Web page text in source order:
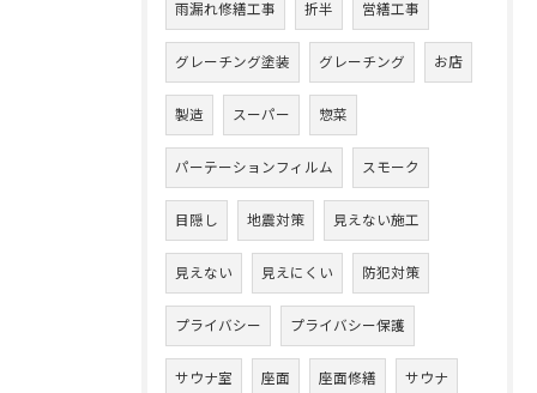
雨漏れ修繕工事 折半 営繕工事
グレーチング塗装 グレーチング お店
製造 スーパー 惣菜
パーテーションフィルム スモーク
目隠し 地震対策 見えない施工
見えない 見えにくい 防犯対策
プライバシー プライバシー保護
サウナ室 座面 座面修繕 サウナ